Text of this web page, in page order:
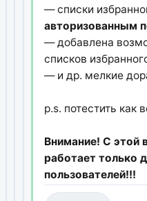
— списки
авторизованным
— добавлена
списков
— и др. мелкие
p.s. потестить как
Внимание! С этой
работает только
пользователей!!!